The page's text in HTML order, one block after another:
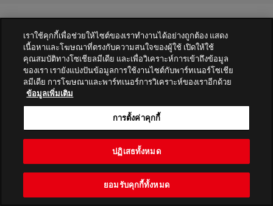
เราใช้คุกกี้เพื่อช่วยให้ไซต์ของเราทำงานได้อย่างถูกต้อง แสดง
เนื้อหาและโฆษณาที่ตรงกับความสนใจของผู้ใช้ เปิดให้ใช้
คุณสมบัติทางโซเชียลมีเดีย และเพื่อวิเคราะห์การเข้าถึงข้อมูล
ของเรา เรายังแบ่งปันข้อมูลการใช้งานไซต์กับพาร์ทเนอร์โซเชีย
ลมีเดีย การโฆษณาและพาร์ทเนอร์การวิเคราะห์ของเราอีกด้วย
ข้อมูลเพิ่มเติม
การตั้งค่าคุกกี้
ปฏิเสธทั้งหมด
ยอมรับคุกกี้ทั้งหมด